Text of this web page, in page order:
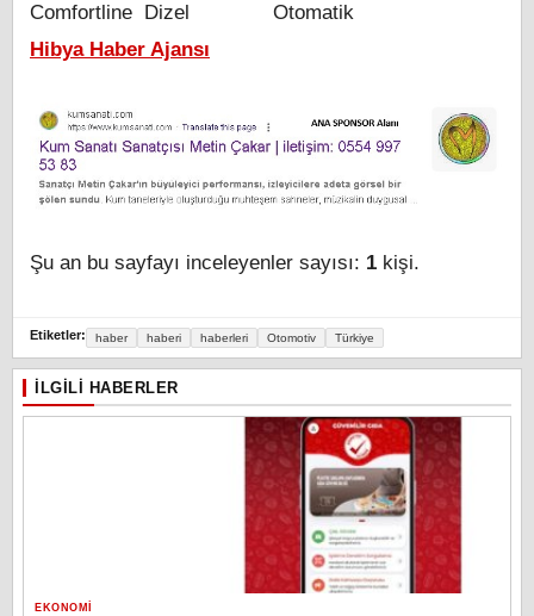
Comfortline Dizel Otomatik
Hibya Haber Ajansı
Şu an bu sayfayı inceleyenler sayısı: 1 kişi.
Etiketler: haber haberi haberleri Otomotiv Türkiye
İLGILI HABERLER
EKONOMI